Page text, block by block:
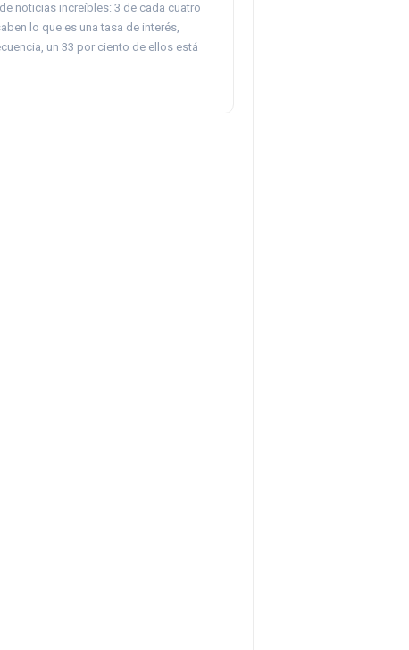
noticias increíbles: 3 de cada cuatro
lo que es una tasa de interés,
un 33 por ciento de ellos está